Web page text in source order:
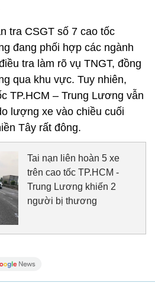
tra CSGT số 7 cao tốc
đang phối hợp các ngành
tra làm rõ vụ TNGT, đồng
qua khu vực. Tuy nhiên,
TP.HCM – Trung Lương vẫn
lượng xe vào chiều cuối
Tây rất đông.
Tai nạn liên hoàn 5 xe
trên cao tốc TP.HCM -
Trung Lương khiến 2
người bị thương